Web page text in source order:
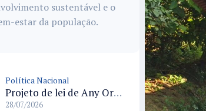
sustentável e o
estar da população.
Política Nacional
Projeto de lei de Any Ortiz retira obrigação de ajuste escolar para a Copa do Mundo Feminina 2027
28/07/2026